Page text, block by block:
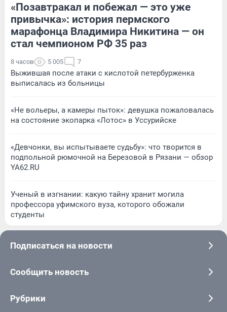
«Позавтракал и побежал — это уже
привычка»: история пермского
марафонца Владимира Никитина — он
стал чемпионом РФ 35 раз
8 часов 5 005 7
Выжившая после атаки с кислотой петербурженка
выписалась из больницы
«Не вольеры, а камеры пыток»: девушка пожаловалась
на состояние экопарка «Лотос» в Уссурийске
«Девчонки, вы испытываете судьбу»: что творится в
подпольной рюмочной на Березовой в Рязани — обзор
YA62.RU
Ученый в изгнании: какую тайну хранит могила
профессора уфимского вуза, которого обожали
студенты
Подписаться на новости
Сообщить новость
Рубрики